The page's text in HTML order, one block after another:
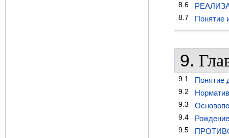
8.6
8.7 Понятие
9.
9.1 Понятие
9.2
9.3
9.4
9.5